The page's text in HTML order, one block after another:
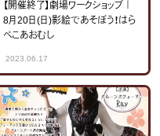
【開催終了】劇場ワークショップ｜
8月20日(日)影絵であそぼう！はら
ぺこあおむし
2023.06.17